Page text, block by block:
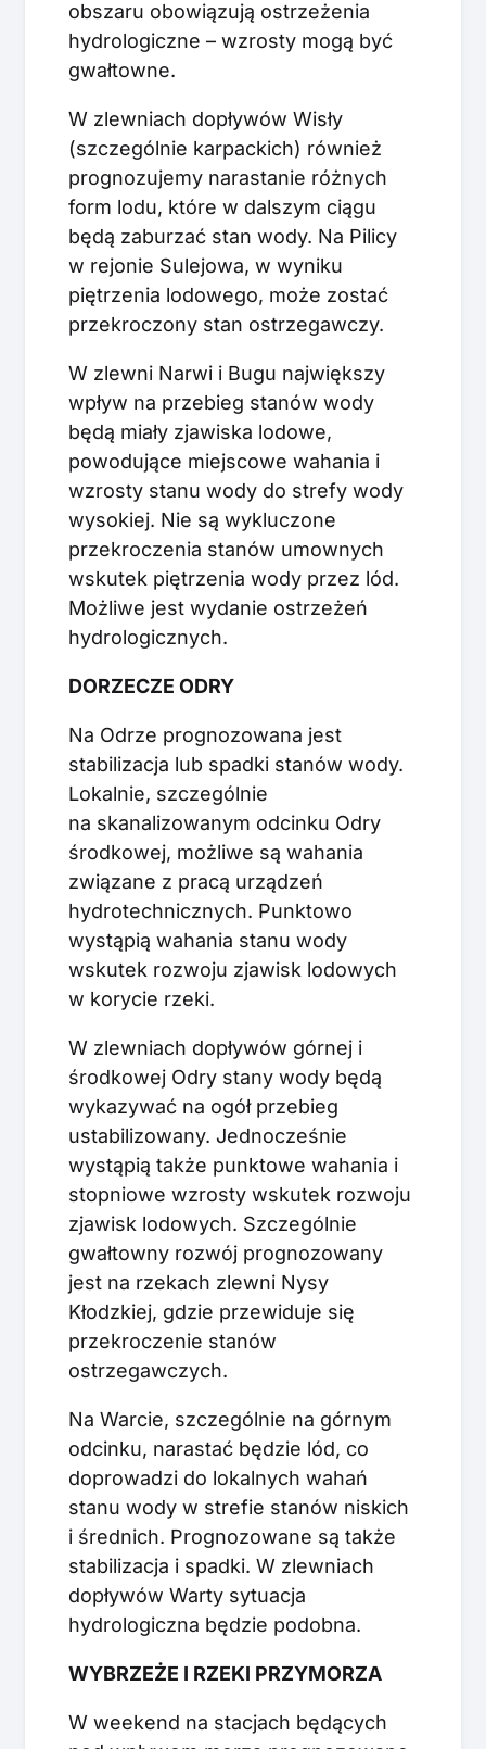
obszaru obowiązują ostrzeżenia
hydrologiczne – wzrosty mogą być
gwałtowne.
W zlewniach dopływów Wisły
(szczególnie karpackich) również
prognozujemy narastanie różnych
form lodu, które w dalszym ciągu
będą zaburzać stan wody. Na Pilicy
w rejonie Sulejowa, w wyniku
piętrzenia lodowego, może zostać
przekroczony stan ostrzegawczy.
W zlewni Narwi i Bugu największy
wpływ na przebieg stanów wody
będą miały zjawiska lodowe,
powodujące miejscowe wahania i
wzrosty stanu wody do strefy wody
wysokiej. Nie są wykluczone
przekroczenia stanów umownych
wskutek piętrzenia wody przez lód.
Możliwe jest wydanie ostrzeżeń
hydrologicznych.
DORZECZE ODRY
Na Odrze prognozowana jest
stabilizacja lub spadki stanów wody.
Lokalnie, szczególnie
na skanalizowanym odcinku Odry
środkowej, możliwe są wahania
związane z pracą urządzeń
hydrotechnicznych. Punktowo
wystąpią wahania stanu wody
wskutek rozwoju zjawisk lodowych
w korycie rzeki.
W zlewniach dopływów górnej i
środkowej Odry stany wody będą
wykazywać na ogół przebieg
ustabilizowany. Jednocześnie
wystąpią także punktowe wahania i
stopniowe wzrosty wskutek rozwoju
zjawisk lodowych. Szczególnie
gwałtowny rozwój prognozowany
jest na rzekach zlewni Nysy
Kłodzkiej, gdzie przewiduje się
przekroczenie stanów
ostrzegawczych.
Na Warcie, szczególnie na górnym
odcinku, narastać będzie lód, co
doprowadzi do lokalnych wahań
stanu wody w strefie stanów niskich
i średnich. Prognozowane są także
stabilizacja i spadki. W zlewniach
dopływów Warty sytuacja
hydrologiczna będzie podobna.
WYBRZEŻE I RZEKI PRZYMORZA
W weekend na stacjach będących